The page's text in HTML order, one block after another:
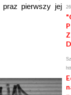
praz pierwszy jej